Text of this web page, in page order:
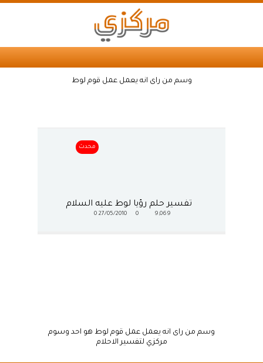
وسم من راى انه يعمل عمل قوم لوط
محدث
تفسير حلم رؤيا لوط عليه السلام
9,069
0
27/05/2010
0
وسم من راى انه يعمل عمل قوم لوط هو احد وسوم
مركزي لتفسير الاحلام